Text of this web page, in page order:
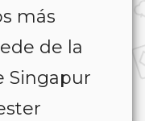
más
de la
Singapur